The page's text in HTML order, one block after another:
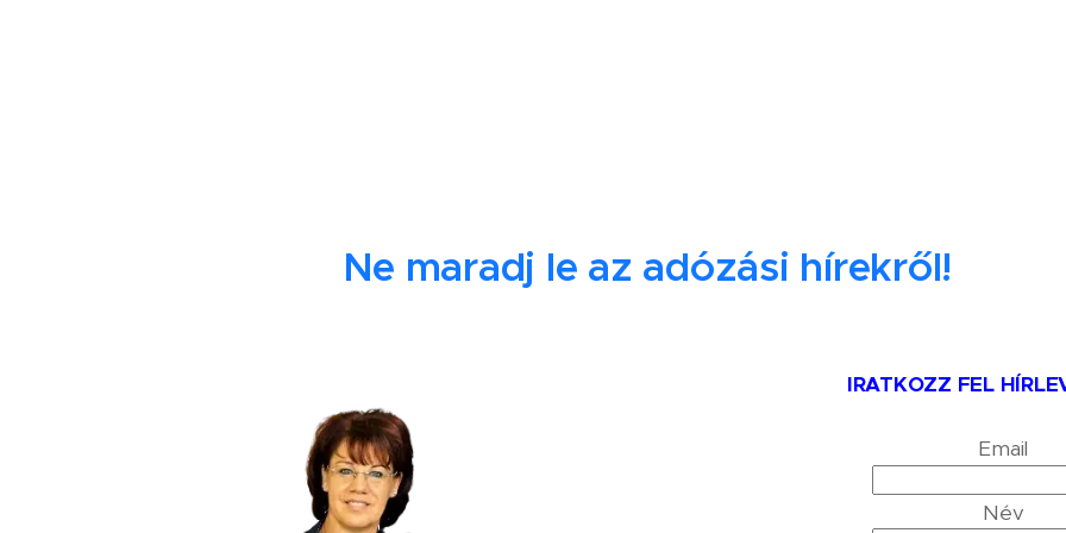
Ne maradj le az adózási hírekről!
IRATKOZZ FEL
Email
Név